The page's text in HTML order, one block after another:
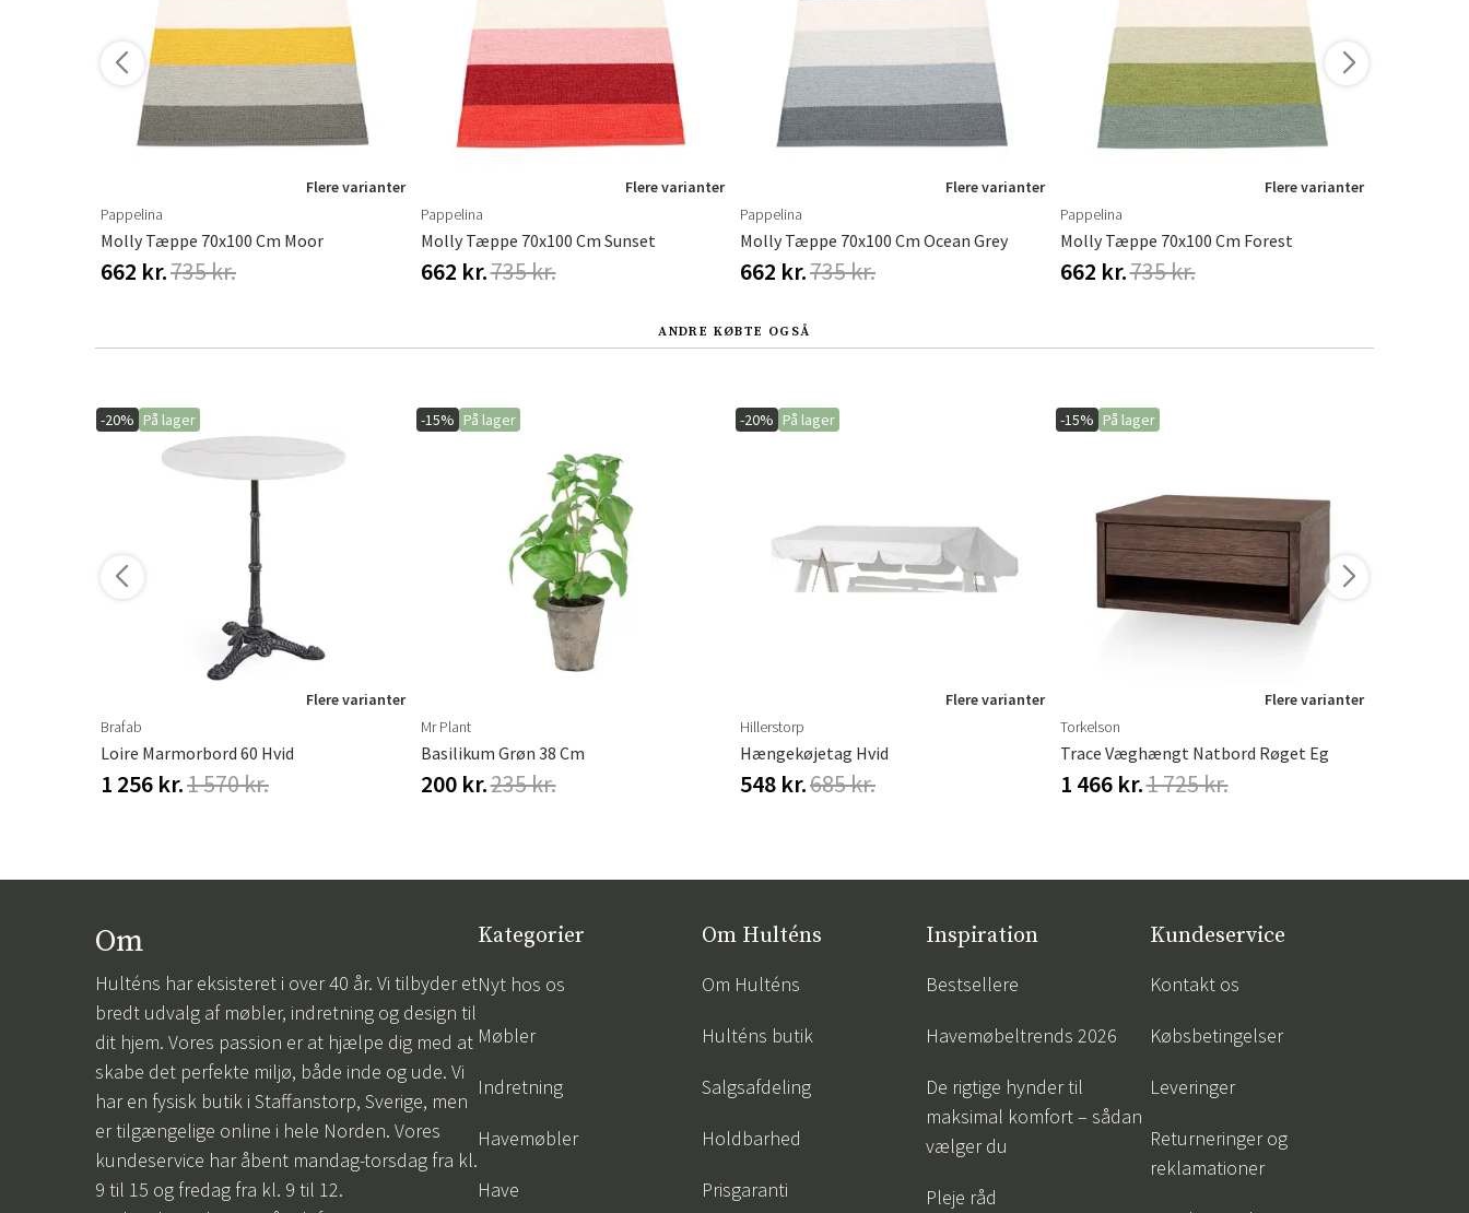
Norge
Suomi
Flere varianter
Pappelina
Molly Tæppe 70x100 Cm Moor
662 kr.735 kr.
Flere varianter
Pappelina
Molly Tæppe 70x100 Cm Sunset
662 kr.735 kr.
Flere varianter
Pappelina
Molly Tæppe 70x100 Cm Ocean Grey
662 kr.735 kr.
Flere varianter
Pappelina
Molly Tæppe 70x100 Cm Forest
662 kr.735 kr.
ANDRE KØBTE OGSÅ
-20% På lager
Flere varianter
Brafab
Loire Marmorbord 60 Hvid
1 256 kr.1 570 kr.
-15% På lager
Mr Plant
Basilikum Grøn 38 Cm
200 kr.235 kr.
-20% På lager
Flere varianter
Hillerstorp
Hængekøjetag Hvid
548 kr.685 kr.
-15% På lager
Flere varianter
Torkelson
Trace Væghængt Natbord Røget Eg
1 466 kr.1 725 kr.
Om
Hulténs har eksisteret i over 40 år. Vi tilbyder et
bredt udvalg af møbler, indretning og design til
dit hjem. Vores passion er at hjælpe dig med at
skabe det perfekte miljø, både inde og ude. Vi
har en fysisk butik i Staffanstorp, Sverige, men
er tilgængelige online i hele Norden. Vores
kundeservice har åbent mandag-torsdag fra kl.
9 til 15 og fredag fra kl. 9 til 12.
Kategorier
Nyt hos os
Møbler
Indretning
Havemøbler
Have
Om Hulténs
Om Hulténs
Hulténs butik
Salgsafdeling
Holdbarhed
Prisgaranti
Inspiration
Bestsellere
Havemøbeltrends 2026
De rigtige hynder til
maksimal komfort – sådan
vælger du
Pleje råd
Kundeservice
Kontakt os
Købsbetingelser
Leveringer
Returneringer og
reklamationer